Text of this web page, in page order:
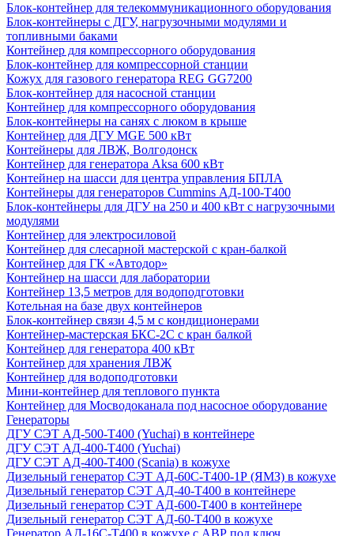
Блок-контейнер для телекоммуникационного оборудования
Блок-контейнеры с ДГУ, нагрузочными модулями и
топливными баками
Контейнер для компрессорного оборудования
Блок-контейнер для компрессорной станции
Кожух для газового генератора REG GG7200
Блок-контейнер для насосной станции
Контейнер для компрессорного оборудования
Блок-контейнеры на санях с люком в крыше
Контейнер для ДГУ MGE 500 кВт
Контейнеры для ЛВЖ, Волгодонск
Контейнер для генератора Aksa 600 кВт
Контейнер на шасси для центра управления БПЛА
Контейнеры для генераторов Cummins АД-100-Т400
Блок-контейнеры для ДГУ на 250 и 400 кВт с нагрузочными
модулями
Контейнер для электросиловой
Контейнер для слесарной мастерской с кран-балкой
Контейнер для ГК «Автодор»
Контейнер на шасси для лаборатории
Контейнер 13,5 метров для водоподготовки
Котельная на базе двух контейнеров
Блок-контейнер связи 4,5 м с кондиционерами
Контейнер-мастерская БКС-2С с кран балкой
Контейнер для генератора 400 кВт
Контейнер для хранения ЛВЖ
Контейнер для водоподготовки
Мини-контейнер для теплового пункта
Контейнер для Мосводоканала под насосное оборудование
Генераторы
ДГУ СЭТ АД-500-Т400 (Yuchai) в контейнере
ДГУ СЭТ АД-400-Т400 (Yuchai)
ДГУ СЭТ АД-400-Т400 (Scania) в кожухе
Дизельный генератор СЭТ АД-60С-Т400-1Р (ЯМЗ) в кожухе
Дизельный генератор СЭТ АД-40-Т400 в контейнере
Дизельный генератор СЭТ АД-600-Т400 в контейнере
Дизельный генератор СЭТ АД-60-Т400 в кожухе
Генератор АД-16С-Т400 в кожухе с АВР под ключ